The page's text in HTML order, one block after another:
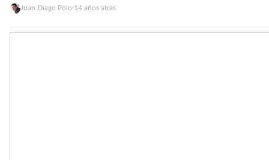
Juan Diego Polo·14 años atrás